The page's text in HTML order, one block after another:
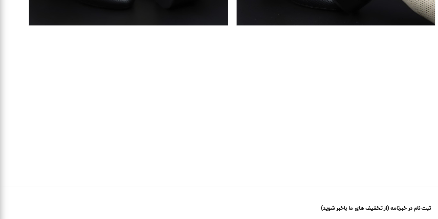
ثبت نام در خبرنامه (از تخفیف های ما باخبر شوید)